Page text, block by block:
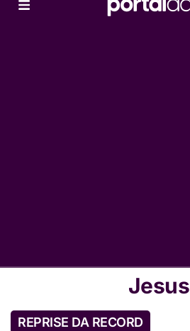
Jesus
REPRISE DA RECORD